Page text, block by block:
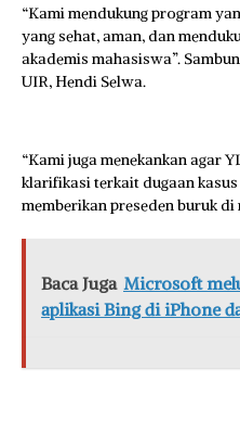
“Kami mendukung program
yang sehat, aman, dan
akademis mahasiswa”.
UIR, Hendi Selwa.
“Kami juga menekankan agar
klarifikasi terkait dugaan
memberikan preseden buruk di
Baca Juga Microsoft
aplikasi Bing di iPhone